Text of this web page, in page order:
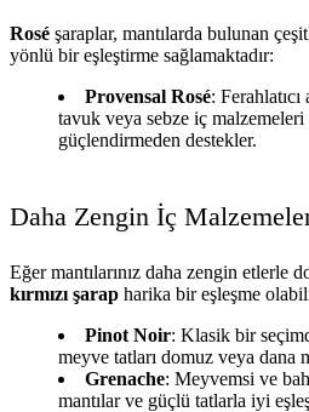
Rosé şaraplar, mantılarda bulunan
yönlü bir eşleştirme sağlamaktadır:
Provensal Rosé:
tavuk veya sebze iç malzemeleri
güçlendirmeden destekler.
Daha Zengin İç
Eğer mantılarınız daha zengin etlerle
kırmızı şarap harika bir eşleşme
Pinot Noir: Klasik bir
meyve tatları domuz veya dana
Grenache: Meyvemsi ve
mantılar ve güçlü tatlarla iyi